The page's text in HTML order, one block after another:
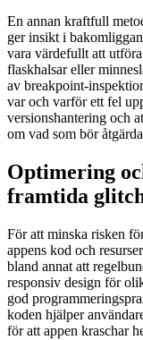
En annan kraftfull
ger insikt i
vara värdefullt att
flaskhalsar eller
av breakpoint-
var och varför ett fel
versionshantering och
om vad som bör
Optimering
framtida
För att minska risken
appens kod och
bland annat att
responsiv design för
god
koden hjälper
för att appen kraschar